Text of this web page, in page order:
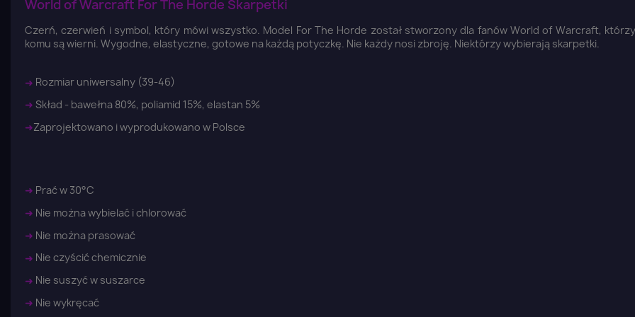
World of Warcraft For The Horde Skarpetki
Czerń, czerwień i symbol, który mówi wszystko. Model For The Horde został stworzony dla fanów World of Warcraft,
komu są wierni. Wygodne, elastyczne, gotowe na każdą potyczkę. Nie każdy nosi zbroję. Niektórzy wybierają skarpetki.
➜ Rozmiar uniwersalny (39-46)
➜ Skład - bawełna 80%, poliamid 15%, elastan 5%
➜Zaprojektowano i wyprodukowano w Polsce
➜ Prać w 30°C
➜ Nie można wybielać i chlorować
➜ Nie można prasować
➜ Nie czyścić chemicznie
➜ Nie suszyć w suszarce
➜ Nie wykręcać